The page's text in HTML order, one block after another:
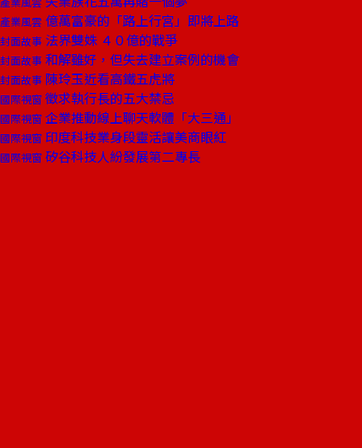
產業風雲 億萬富豪的「路上行宮」即將上路
封面故事 法界雙姝 ４０億的戰爭
封面故事 和解雖好，但失去建立案例的機會
封面故事 陳玲玉近看高鐵五虎將
國際視窗 徵求執行長的五大禁忌
國際視窗 企業推動線上聊天軟體「大三通」
國際視窗 印度科技業身段靈活讓美商眼紅
國際視窗 矽谷科技人紛發展第二專長